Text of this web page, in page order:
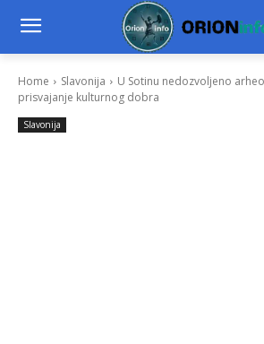
Home Slavonija
U Sotinu nedozvoljeno
prisvajanje kulturnog dobra
Slavonija